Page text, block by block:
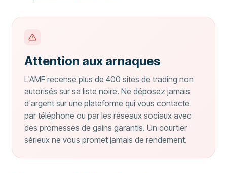
Attention aux arnaques
L'AMF recense plus de 400 sites de trading non
autorisés sur sa liste noire. Ne déposez jamais
d'argent sur une plateforme qui vous contacte
par téléphone ou par les réseaux sociaux avec
des promesses de gains garantis. Un courtier
sérieux ne vous promet jamais de rendement.